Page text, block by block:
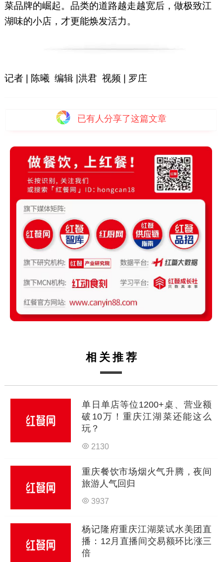
菜品牌的崛起。品类的道路越走越宽后，做极致江
湖味的小店，才更能焕发活力。
记者 | 陈曦 编辑 |洪君 视频 | 罗庄
已有 人分享了这篇文章
相关推荐
单日单店等位1200+桌、营业额
破10万！重庆江湖菜还能这么
玩？
2130
重庆餐饮市场烟火气升腾，夜间
旅游人气回归
3937
杨记隆府重庆江湖菜试水美团直
播：12月直播间交易额环比涨三
倍